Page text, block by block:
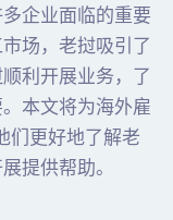
企业面临的重要
场，老挝吸引了
利开展业务，了
本文将为海外雇
们更好地了解老
提供帮助。